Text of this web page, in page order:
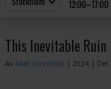
12:00–17:00
This Inevitable Ruin
Av Matt Dinniman | 2024 | Del